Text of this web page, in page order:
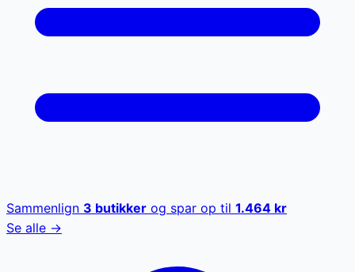
Sammenlign 3 butikker og spar op til 1.464 kr
Se alle →